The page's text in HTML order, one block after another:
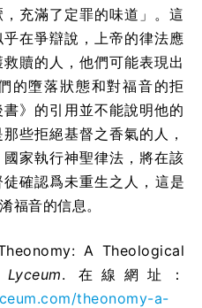
充滿了定罪的味道」。這
在爭辯說，上帝的律法應
贖的人，他們可能表現出
的墮落狀態和對福音的拒
》的引用並不能說明他的
些拒絕基督之香氣的人，
家執行神聖律法，將在該
確認爲未重生之人 ， 這是
福音的信息。
A Theological
.在線網址
：
theonomy-a-